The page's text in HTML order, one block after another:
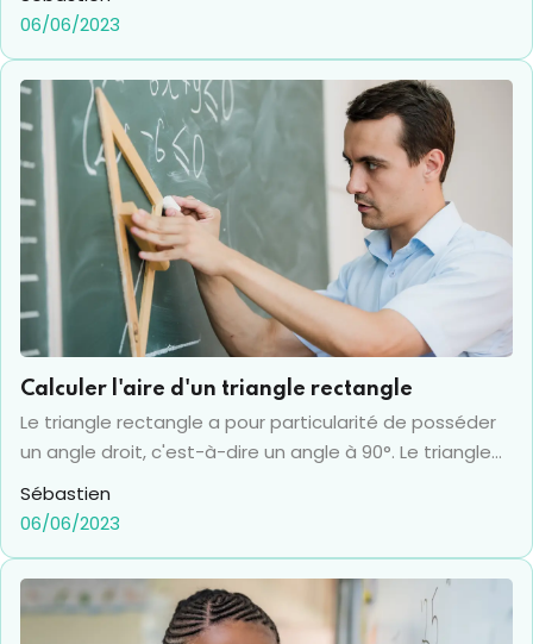
rectangle, ce qui permet d’adopter différentes
formules pour le calcul du périmètre, ou de l’aire et de
mesures des trois côtés du triangle rectangle, il est
tout de même possible d’obtenir le périmètre avec les
mesures de seulement deux côtés. Pour ce faire, il faut
faire appel au Théorème de Pythagore.
06/06/2023
Calculer l'aire d'un triangle rectangle
Le triangle rectangle a pour particularité de posséder
un angle droit, c'est-à-dire un angle à 90°. Le triangle
en général est une figure géométrique un peu à part
car tous les autres polygones peuvent eux-mêmes se
diviser en triangles de divers types. La formule de calcul
s’appliquer aux triangles quelconques, isocèles et
équilatéraux car ceux-ci peuvent aussi être divisés en
Sébastien
06/06/2023